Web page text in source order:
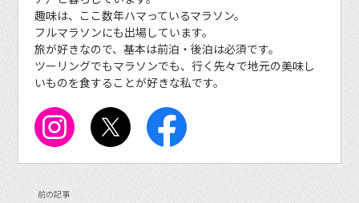
趣味は、ここ数年ハマっているマラソン。
フルマラソンにも出場しています。
旅が好きなので、基本は前泊・後泊は必須です。
ツーリングでもマラソンでも、行く先々で地元の美味し
いものを食することが好きな私です。